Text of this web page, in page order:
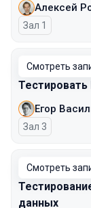
Алексей
Зал 1
Смотреть
Егор
Зал 3
Смотреть
данных